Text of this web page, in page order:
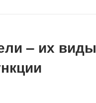
– их виды